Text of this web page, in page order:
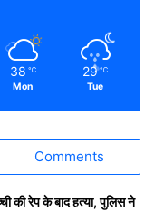
38 ℃
Mon
29 ℃
Tue
Comments
की रेप के बाद हत्या, पुलिस ने